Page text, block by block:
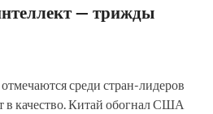
— трижды
среди стран-лидеров
в качество. Китай обогнал США